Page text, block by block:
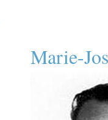
Marie-